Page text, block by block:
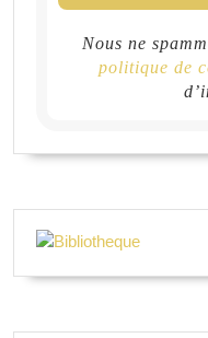
Nous ne
politique de